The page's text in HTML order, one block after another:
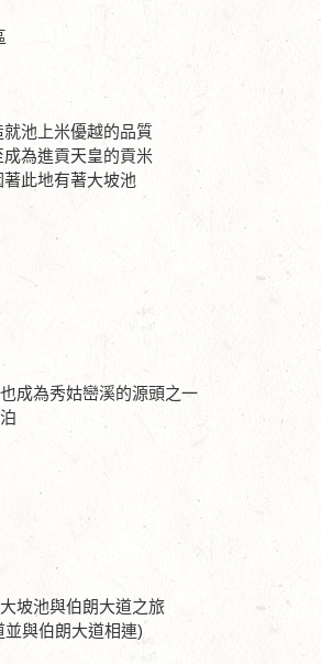
池上米優越的品質
為進貢天皇的貢米
此地有著大坡池
成為秀姑巒溪的源頭之一
坡池與伯朗大道之旅
與伯朗大道相連)